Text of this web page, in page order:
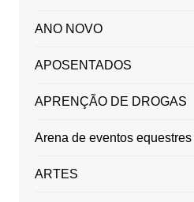
ANO NOVO
APOSENTADOS
APRENÇÃO DE DROGAS
Arena de eventos
ARTES